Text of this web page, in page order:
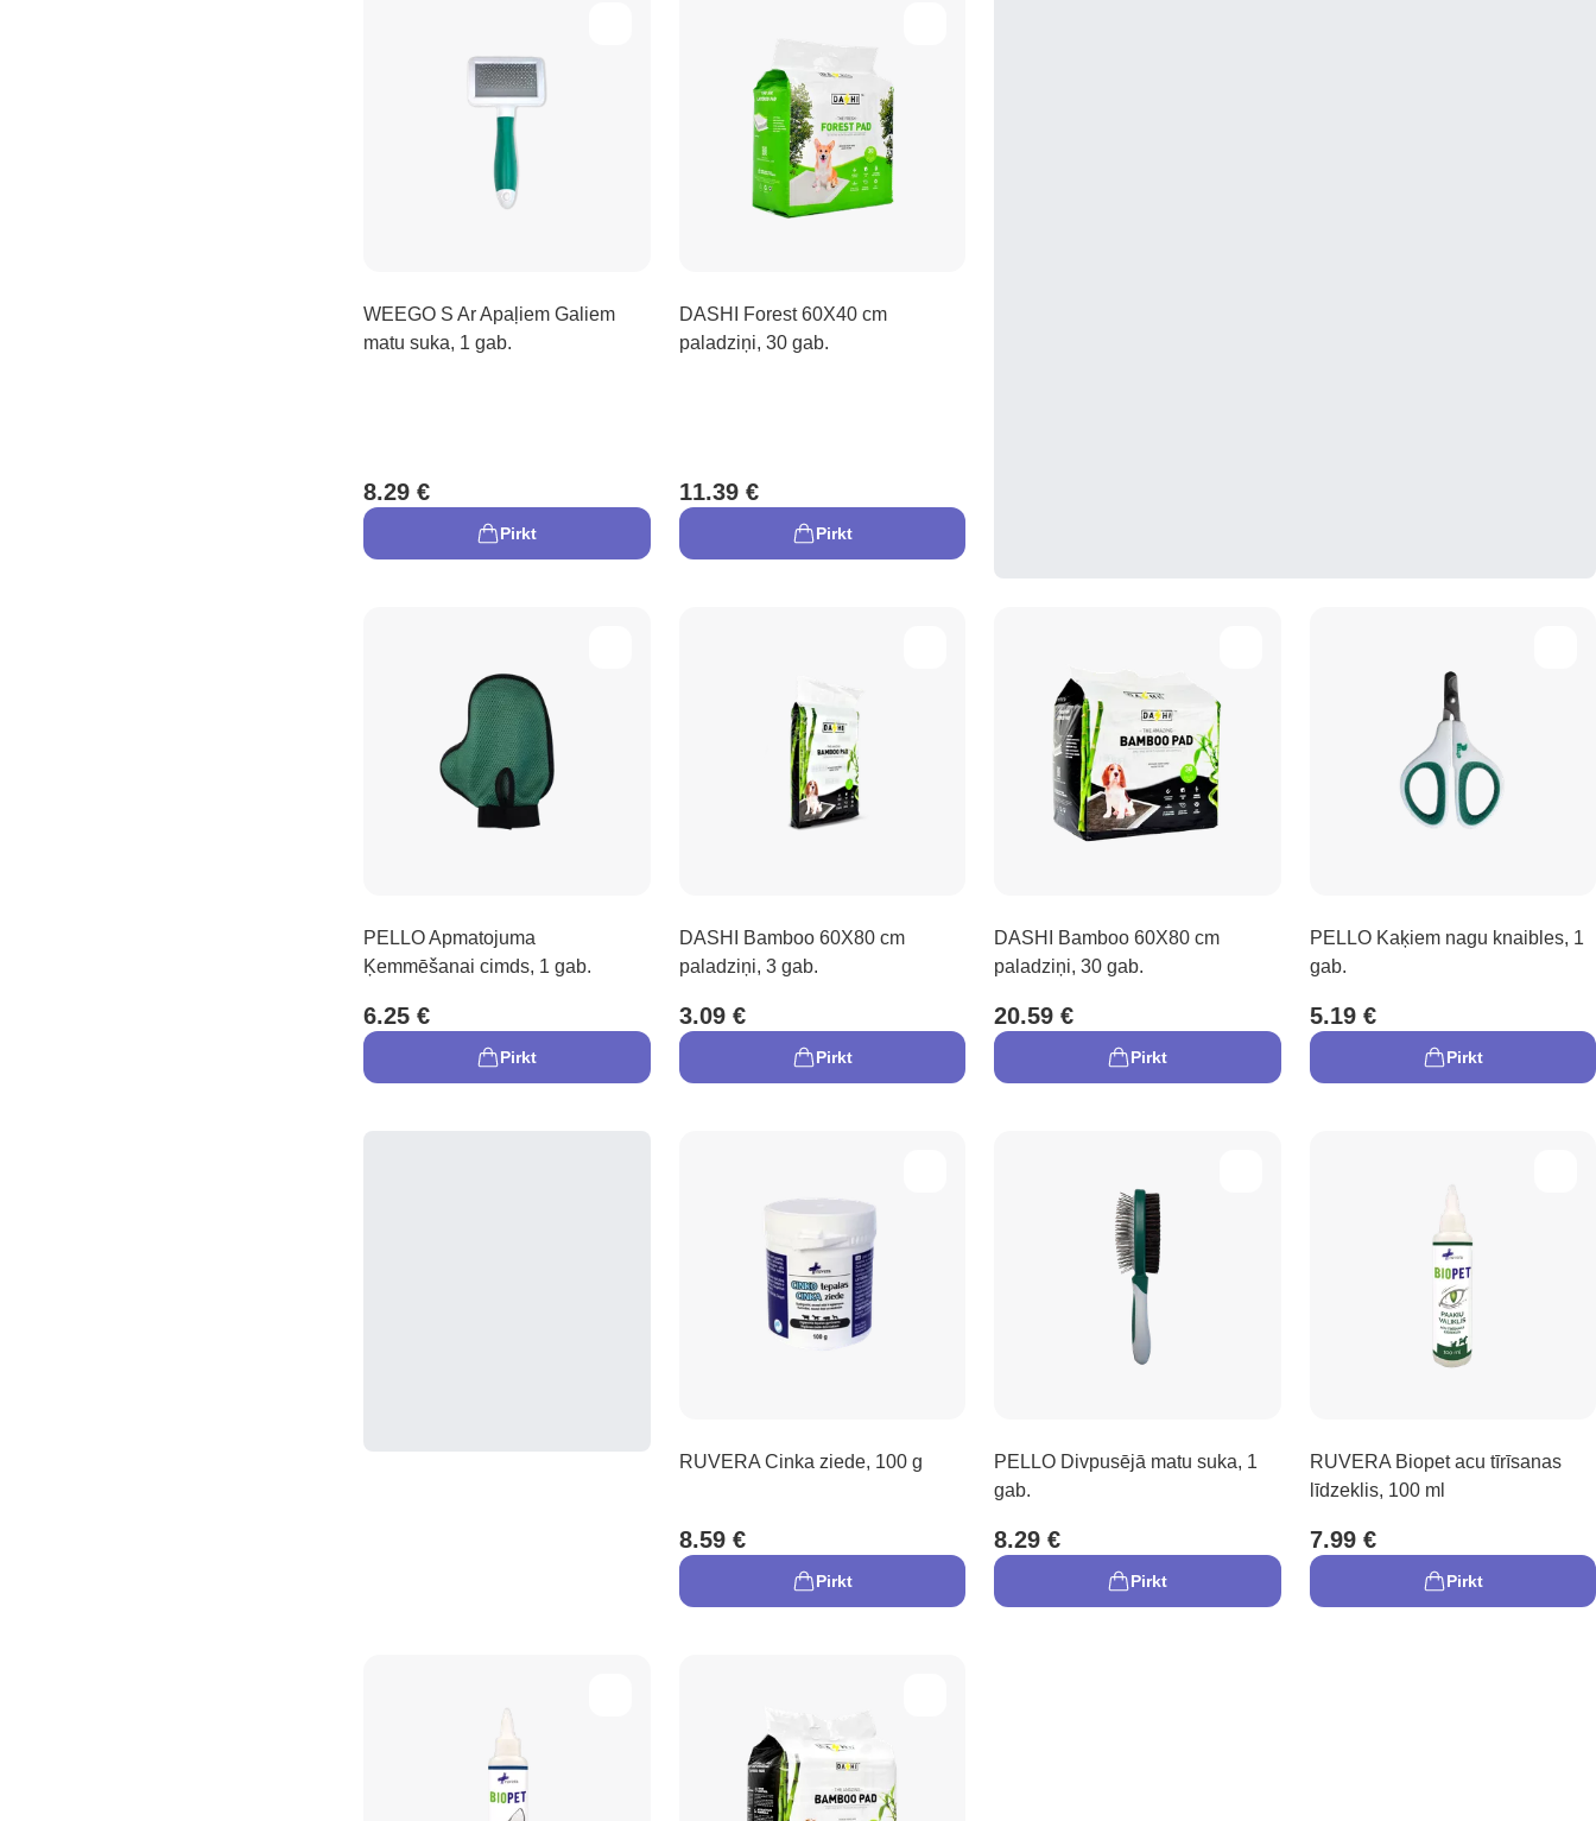
WEEGO S Ar Apaļiem Galiem
matu suka, 1 gab.
8.29 €
Pirkt
DASHI Forest 60X40 cm
paladziņi, 30 gab.
11.39 €
Pirkt
PELLO Apmatojuma
Ķemmēšanai cimds, 1 gab.
6.25 €
Pirkt
DASHI Bamboo 60X80 cm
paladziņi, 3 gab.
3.09 €
Pirkt
DASHI Bamboo 60X80 cm
paladziņi, 30 gab.
20.59 €
Pirkt
PELLO Kaķiem nagu knaibles, 1
gab.
5.19 €
Pirkt
RUVERA Cinka ziede, 100 g
8.59 €
Pirkt
PELLO Divpusējā matu suka, 1
gab.
8.29 €
Pirkt
RUVERA Biopet acu tīrīsanas
līdzeklis, 100 ml
7.99 €
Pirkt